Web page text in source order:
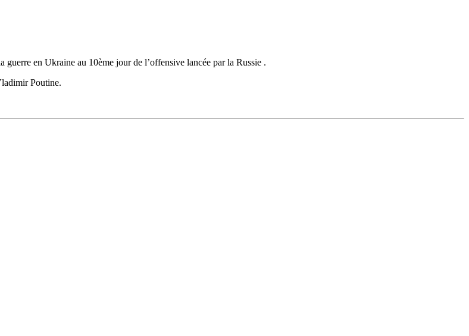
en Ukraine au 10ème jour de l’offensive lancée par la Russie .
Poutine.